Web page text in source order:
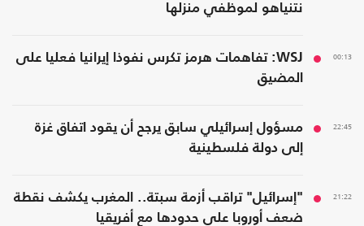
نتنياهو لموظفي منزلها
00:13
WSJ: تفاهمات هرمز تكرس نفوذا إيرانيا فعليا على
المضيق
22:45
مسؤول إسرائيلي سابق يرجح أن يقود اتفاق غزة
إلى دولة فلسطينية
21:22
"إسرائيل" تراقب أزمة سبتة.. المغرب يكشف نقطة
ضعف أوروبا على حدودها مع أفريقيا